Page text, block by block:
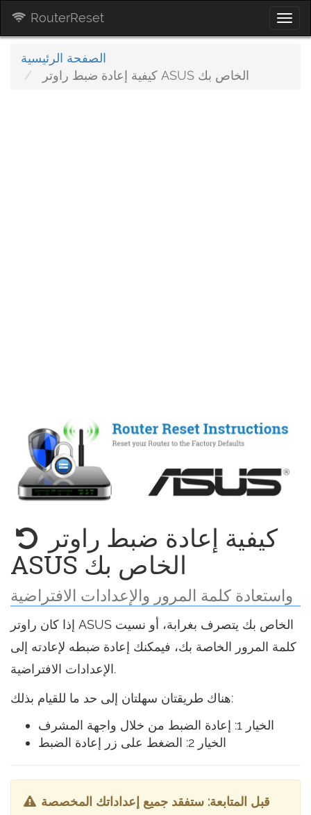
RouterReset
الصفحة الرئيسية
كيفية إعادة ضبط راوتر ASUS الخاص بك
ASUS الخاص بك
واستعادة كلمة المرور والإعدادات الافتراضية
إذا كان راوتر ASUS الخاص بك يتصرف بغرابة، أو نسيت
كلمة المرور الخاصة بك، فيمكنك إعادة ضبطه لإعادته إلى
الإعدادات الافتراضية.
هناك طريقتان سهلتان إلى حد ما للقيام بذلك:
الخيار 1: إعادة الضبط من خلال واجهة المشرف
الخيار 2: الضغط على زر إعادة الضبط
قبل المتابعة: ستفقد جميع إعداداتك المخصصة